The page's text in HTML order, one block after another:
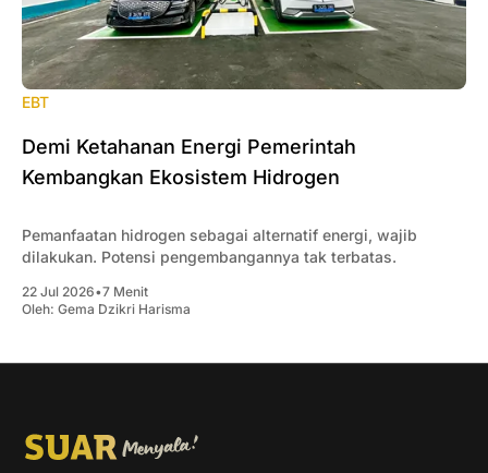
EBT
Demi Ketahanan Energi Pemerintah
Kembangkan Ekosistem Hidrogen
Pemanfaatan hidrogen sebagai alternatif energi, wajib
dilakukan. Potensi pengembangannya tak terbatas.
22 Jul 2026•7 Menit
Oleh: Gema Dzikri Harisma